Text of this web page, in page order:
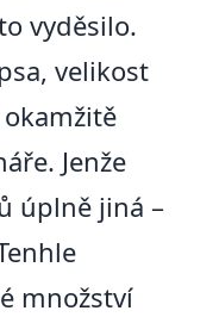
vyděsilo.
velikost
Jenže
úplně jiná –
množství